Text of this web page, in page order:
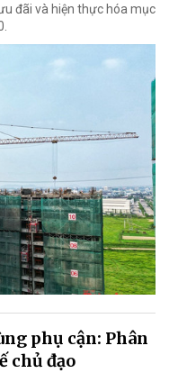
đãi và hiện thực hóa mục
phụ cận: Phân
chủ đạo